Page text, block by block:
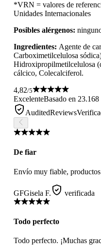
*VRN = valores de
Unidades Internacionales
Posibles alérgenos:
Ingredientes: Agente de
Carboximetilcelulosa
Hidroxipropilmetilcelulosa
cálcico, Colecalciferol.
4,82/5
ExcelenteBasado en 23.168
AuditedReviews
De fiar
Envío muy fiable,
GFGisela F. verificada
Todo perfecto
Todo perfecto. ¡Muchas